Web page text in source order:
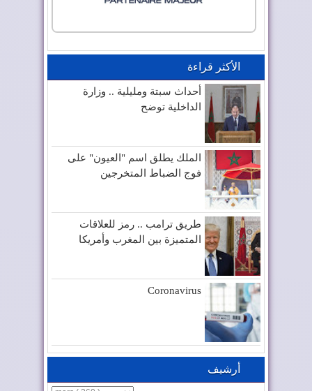
الأكثر قراءة
أحداث سبتة ومليلية .. وزارة
الداخلية توضح
الملك يطلق اسم "العيون" على
فوج الضباط المتخرجين
طريق ترامب .. رمز للعلاقات
المتميزة بين المغرب وأمريكا
Coronavirus
أرشيف